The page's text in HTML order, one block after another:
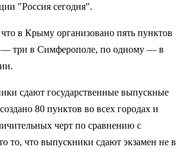
"Россия сегодня".
в Крыму организовано пять пунктов
— три в Симферополе, по одному — в
сдают государственные выпускные
80 пунктов во всех городах и
черт по сравнению с
то, что выпускники сдают экзамен не в